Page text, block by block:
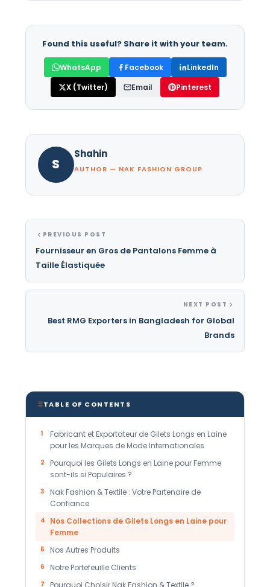
Found this useful? Share it with your team.
WhatsApp Facebook
LinkedIn
X (Twitter)
Email Pinterest
S
Shahin
AUTHOR — NAK FASHION GROUP
PREVIOUS POST
Fournisseur en Gros de Pantalons Femme à
Taille Élastiquée
NEXT POST
Best RMG Exporters in Bangladesh for Global
Brands
TABLE OF CONTENTS
1
Fabricant et Exportateur de Gilets Longs en Laine
pour les Marques de Mode Internationales
2
Pourquoi les Gilets Longs en Laine pour Femme
sont-ils si Populaires ?
3
Nak Fashion & Textile : Votre Partenaire de
Confiance
4
Nos Collections de Gilets Longs en Laine pour
Femme
5 Nos Autres Produits
6 Notre Portefeuille Clients
7 Pourquoi Choisir Nak Fashion & Textile ?